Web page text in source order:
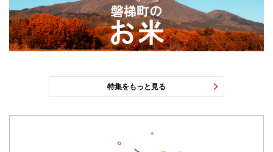
特集をもっと見る